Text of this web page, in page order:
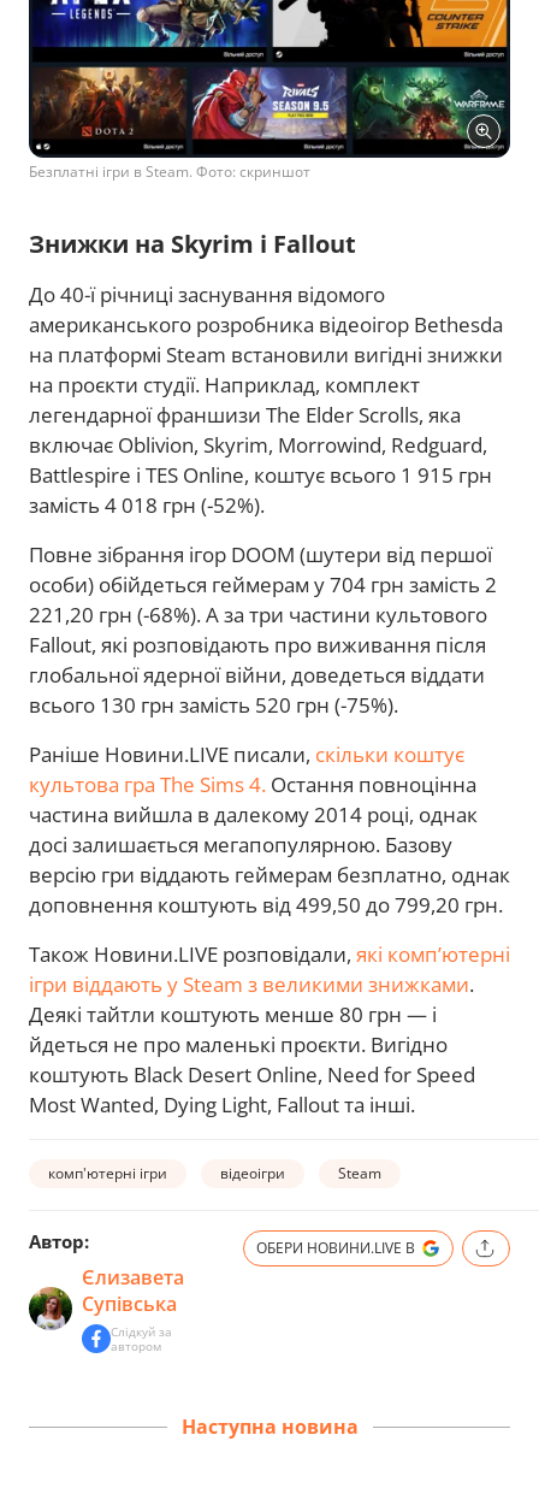
Безплатні ігри в Steam. Фото: скриншот
Знижки на Skyrim і Fallout
До 40-ї річниці заснування відомого
американського розробника відеоігор Bethesda
на платформі Steam встановили вигідні знижки
на проєкти студії. Наприклад, комплект
легендарної франшизи The Elder Scrolls, яка
включає Oblivion, Skyrim, Morrowind, Redguard,
Battlespire і TES Online, коштує всього 1 915 грн
замість 4 018 грн (-52%).
Повне зібрання ігор DOOM (шутери від першої
особи) обійдеться геймерам у 704 грн замість 2
221,20 грн (-68%). А за три частини культового
Fallout, які розповідають про виживання після
глобальної ядерної війни, доведеться віддати
всього 130 грн замість 520 грн (-75%).
Раніше Новини.LIVE писали, скільки коштує
культова гра The Sims 4. Остання повноцінна
частина вийшла в далекому 2014 році, однак
досі залишається мегапопулярною. Базову
версію гри віддають геймерам безплатно, однак
доповнення коштують від 499,50 до 799,20 грн.
Також Новини.LIVE розповідали, які комп’ютерні
ігри віддають у Steam з великими знижками.
Деякі тайтли коштують менше 80 грн — і
йдеться не про маленькі проєкти. Вигідно
коштують Black Desert Online, Need for Speed
Most Wanted, Dying Light, Fallout та інші.
комп'ютерні ігри відеоігри Steam
Автор:
Єлизавета
Супівська
Слідкуй за
автором
ОБЕРИ НОВИНИ.LIVE В
Наступна новина